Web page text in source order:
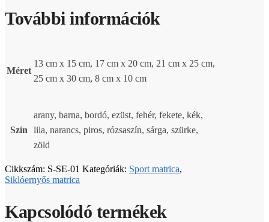
További információk
Méret
13 cm x 15 cm, 17 cm x 20 cm, 21 cm x 25 cm,
25 cm x 30 cm, 8 cm x 10 cm
Szín
arany, barna, bordó, ezüst, fehér, fekete, kék,
lila, narancs, piros, rózsaszín, sárga, szürke,
zöld
Cikkszám: S-SE-01 Kategóriák: Sport matrica,
Siklóernyős matrica
Kapcsolódó termékek